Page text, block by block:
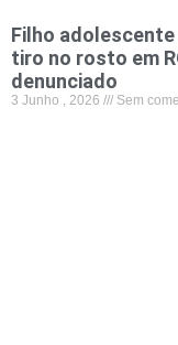
Filho
tiro no rosto em
denunciado
3 Junho , 2026 Sem